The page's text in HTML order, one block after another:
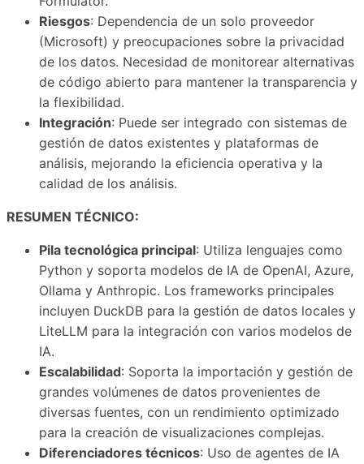
Riesgos: Dependencia de un solo proveedor
(Microsoft) y preocupaciones sobre la privacidad
de los datos. Necesidad de monitorear alternativas
de código abierto para mantener la transparencia y
la flexibilidad.
Integración: Puede ser integrado con sistemas de
gestión de datos existentes y plataformas de
análisis, mejorando la eficiencia operativa y la
calidad de los análisis.
RESUMEN TÉCNICO:
Pila tecnológica principal: Utiliza lenguajes como
Python y soporta modelos de IA de OpenAI, Azure,
Ollama y Anthropic. Los frameworks principales
incluyen DuckDB para la gestión de datos locales y
LiteLLM para la integración con varios modelos de
IA.
Escalabilidad: Soporta la importación y gestión de
grandes volúmenes de datos provenientes de
diversas fuentes, con un rendimiento optimizado
para la creación de visualizaciones complejas.
Diferenciadores técnicos: Uso de agentes de IA